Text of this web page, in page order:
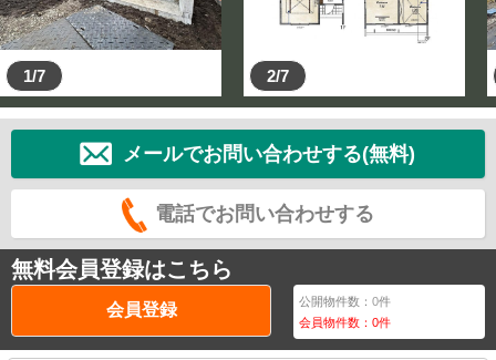
1/7 2/7
メールでお問い合わせする(無料)
電話でお問い合わせする
無料会員登録はこちら
会員登録 公開物件数：0件
会員物件数：0件